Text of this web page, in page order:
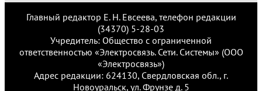
Главный редактор Е. Н. Евсеева, телефон редакции
(34370) 5-28-03
Учредитель: Общество с ограниченной
ответственностью «Электросвязь. Сети. Системы» (ООО
«Электросвязь»)
Адрес редакции: 624130, Свердловская обл., г.
Новоуральск, ул. Фрунзе д. 5